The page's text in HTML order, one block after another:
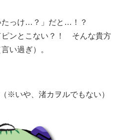
たっけ…？」だと…！？
ピンとこない？！ そんな貴方
い過ぎ）。
※いや、渚カヲルでもない）